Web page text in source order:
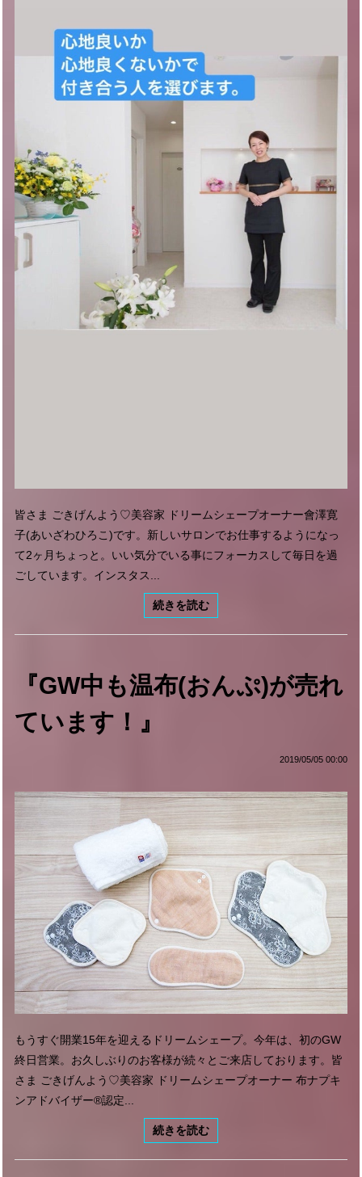
皆さま ごきげんよう♡美容家 ドリームシェープオーナー會澤寛
子(あいざわひろこ)です。新しいサロンでお仕事するようになっ
て2ヶ月ちょっと。いい気分でいる事にフォーカスして毎日を過
ごしています。インスタス...
続きを読む
『GW中も温布(おんぷ)が売れ
ています！』
2019/05/05 00:00
もうすぐ開業15年を迎えるドリームシェープ。今年は、初のGW
終日営業。お久しぶりのお客様が続々とご来店しております。皆
さま ごきげんよう♡美容家 ドリームシェープオーナー 布ナプキ
ンアドバイザー®︎認定...
続きを読む